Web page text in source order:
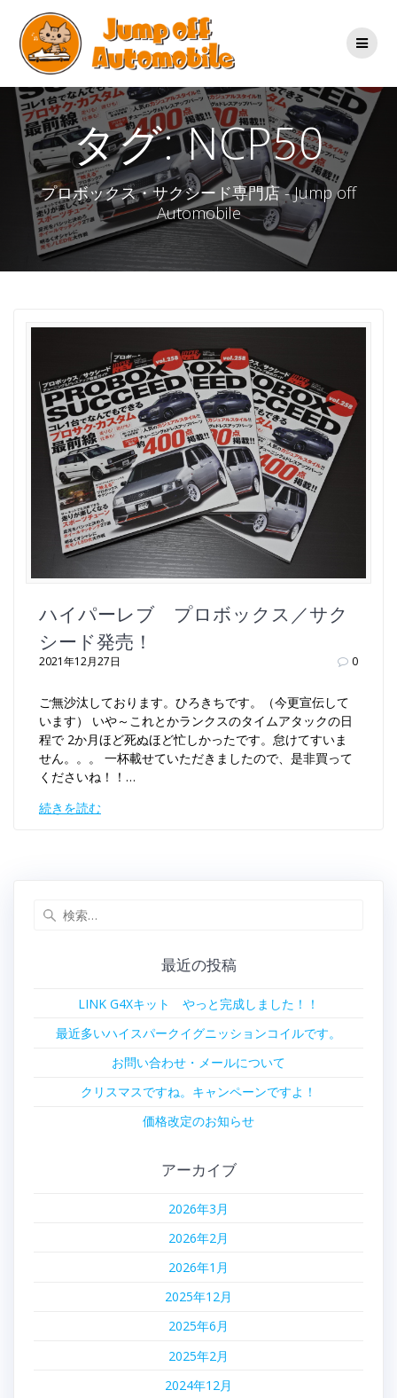
ン
テ
ン
ツ
へ
ス
キ
ッ
プ
タグ:NCP50
プロボックス・サクシード専門店 - Jump off
Automobile
ハイパーレブ プロボックス／サク
シード発売！
2021年12月27日 0
ご無沙汰しております。ひろきちです。（今更宣伝して
います） いや～これとかランクスのタイムアタックの日
程で 2か月ほど死ぬほど忙しかったです。怠けてすいま
せん。。。 一杯載せていただきましたので、是非買って
くださいね！！…
続きを読む
最近の投稿
LINK G4Xキット やっと完成しました！！
最近多いハイスパークイグニッションコイルです。
お問い合わせ・メールについて
クリスマスですね。キャンペーンですよ！
価格改定のお知らせ
アーカイブ
2026年3月
2026年2月
2026年1月
2025年12月
2025年6月
2025年2月
2024年12月